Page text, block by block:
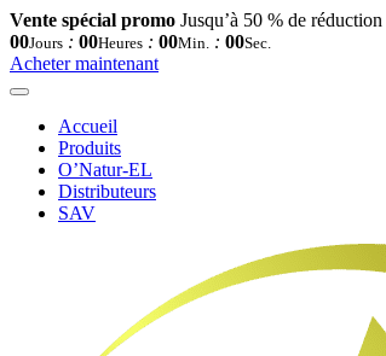
Vente spécial promo Jusqu’à 50 % de réduction
00Jours : 00Heures : 00Min. : 00Sec.
Acheter maintenant
Accueil
Produits
O’Natur-EL
Distributeurs
SAV